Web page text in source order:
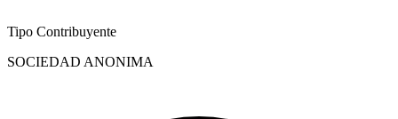
Tipo Contribuyente
SOCIEDAD ANONIMA